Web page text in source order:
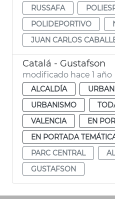
RUSSAFA
POLIDEPORTIVO
JUAN CARLOS
Catalá - Gustafson
modificado hace 1 año
ALCALDÍA
URBANISMO
VALENCIA
EN
EN PORTADA
PARC CENTRAL
GUSTAFSON